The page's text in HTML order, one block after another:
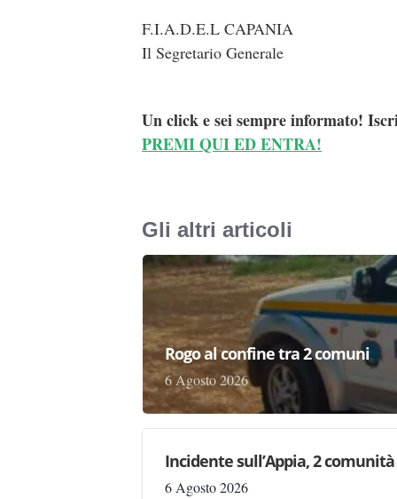
F.I.A.D.E.L CAPANIA
Il Segretario Generale
Un click e sei sempre informato!
PREMI QUI ED ENTRA!
Gli altri articoli
Rogo al confine tra 2 comuni
6 Agosto 2026
Incidente sull’Appia, 2
6 Agosto 2026